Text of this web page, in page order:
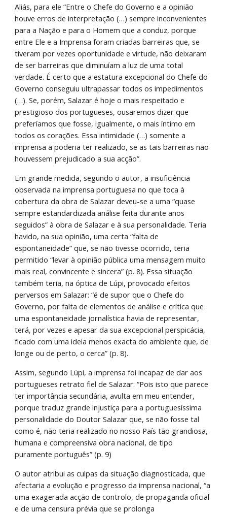
Aliás, para ele “Entre o Chefe do Governo e a opinião
houve erros de interpretação (…) sempre inconvenientes
para a Nação e para o Homem que a conduz, porque
entre Ele e a Imprensa foram criadas barreiras que, se
tiveram por vezes oportunidade e virtude, não deixaram
de ser barreiras que diminuíam a luz de uma total
verdade. É certo que a estatura excepcional do Chefe do
Governo conseguiu ultrapassar todos os impedimentos
(…). Se, porém, Salazar é hoje o mais respeitado e
prestigioso dos portugueses, ousaremos dizer que
preferíamos que fosse, igualmente, o mais íntimo em
todos os corações. Essa intimidade (…) somente a
imprensa a poderia ter realizado, se as tais barreiras não
houvessem prejudicado a sua acção”.
Em grande medida, segundo o autor, a insuficiência
observada na imprensa portuguesa no que toca à
cobertura da obra de Salazar deveu-se a uma “quase
sempre estandardizada análise feita durante anos
seguidos” à obra de Salazar e à sua personalidade. Teria
havido, na sua opinião, uma certa “falta de
espontaneidade” que, se não tivesse ocorrido, teria
permitido “levar à opinião pública uma mensagem muito
mais real, convincente e sincera” (p. 8). Essa situação
também teria, na óptica de Lúpi, provocado efeitos
perversos em Salazar: “é de supor que o Chefe do
Governo, por falta de elementos de análise e crítica que
uma espontaneidade jornalística havia de representar,
terá, por vezes e apesar da sua excepcional perspicácia,
ficado com uma ideia menos exacta do ambiente que, de
longe ou de perto, o cerca” (p. 8).
Assim, segundo Lúpi, a imprensa foi incapaz de dar aos
portugueses retrato fiel de Salazar: “Pois isto que parece
ter importância secundária, avulta em meu entender,
porque traduz grande injustiça para a portuguesíssima
personalidade do Doutor Salazar que, se não fosse tal
como é, não teria realizado no nosso País tão grandiosa,
humana e compreensiva obra nacional, de tipo
puramente português” (p. 9)
O autor atribui as culpas da situação diagnosticada, que
afectaria a evolução e progresso da imprensa nacional, “a
uma exagerada acção de controlo, de propaganda oficial
e de uma censura prévia que se prolonga